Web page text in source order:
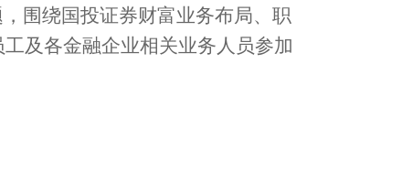
围绕国投证券财富业务布局、职
及各金融企业相关业务人员参加